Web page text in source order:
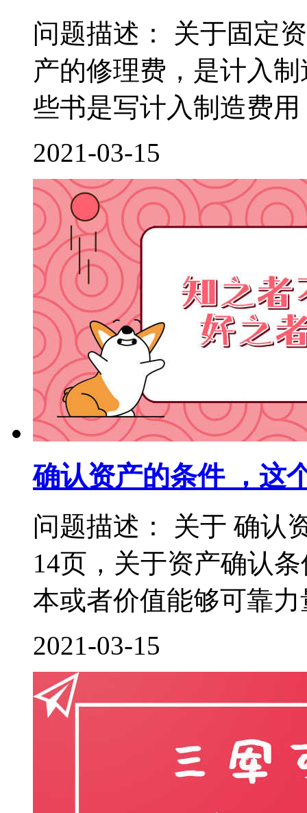
问题描述： 关于固定
产的修理费，是计入
些书是写计入制造费
2021-03-15
确认资产的条件 ，这
问题描述： 关于 确认
14页，关于资产确认
本或者价值能够可靠
2021-03-15